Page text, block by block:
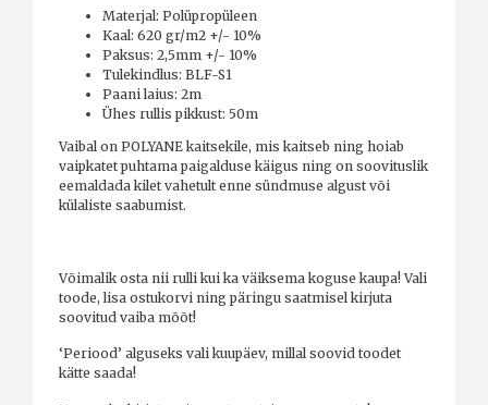
Materjal: Polüpropüleen
Kaal: 620 gr/m2 +/- 10%
Paksus: 2,5mm +/- 10%
Tulekindlus: BLF-S1
Paani laius: 2m
Ühes rullis pikkust: 50m
Vaibal on POLYANE kaitsekile, mis kaitseb ning hoiab
vaipkatet puhtama paigalduse käigus ning on soovituslik
eemaldada kilet vahetult enne sündmuse algust või
külaliste saabumist.
Võimalik osta nii rulli kui ka väiksema koguse kaupa! Vali
toode, lisa ostukorvi ning päringu saatmisel kirjuta
soovitud vaiba mõõt!
‘Periood’ alguseks vali kuupäev, millal soovid toodet
kätte saada!